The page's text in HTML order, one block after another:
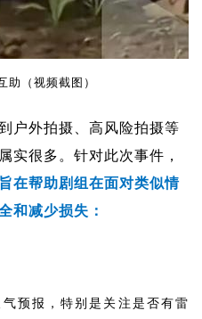
助（视频截图）
户外拍摄、高风险拍摄等
实很多。针对此次事件，
在帮助剧组在面对类似情
和减少损失：
预报，特别是关注是否有雷